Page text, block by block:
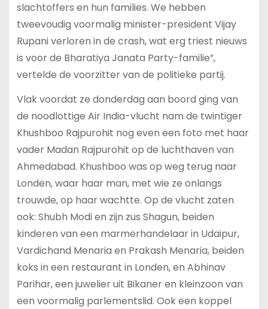
slachtoffers en hun families. We hebben
tweevoudig voormalig minister-president Vijay
Rupani verloren in de crash, wat erg triest nieuws
is voor de Bharatiya Janata Party-familie”,
vertelde de voorzitter van de politieke partij.
Vlak voordat ze donderdag aan boord ging van
de noodlottige Air India-vlucht nam de twintiger
Khushboo Rajpurohit nog even een foto met haar
vader Madan Rajpurohit op de luchthaven van
Ahmedabad. Khushboo was op weg terug naar
Londen, waar haar man, met wie ze onlangs
trouwde, op haar wachtte. Op de vlucht zaten
ook: Shubh Modi en zijn zus Shagun, beiden
kinderen van een marmerhandelaar in Udaipur,
Vardichand Menaria en Prakash Menaria, beiden
koks in een restaurant in Londen, en Abhinav
Parihar, een juwelier uit Bikaner en kleinzoon van
een voormalig parlementslid. Ook een koppel